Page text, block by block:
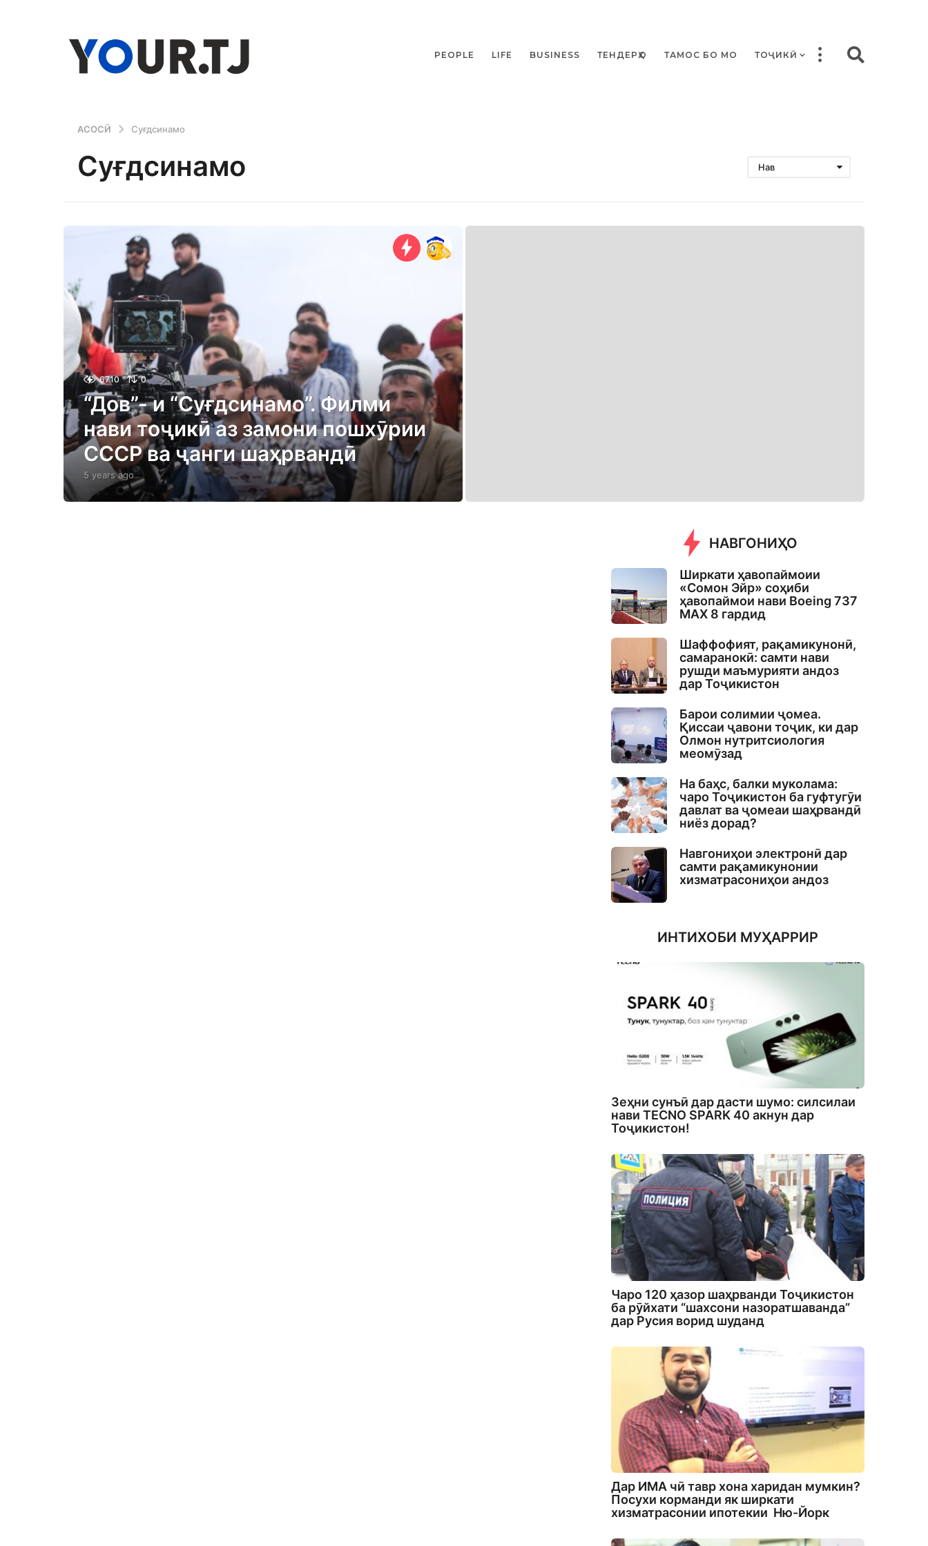
PEOPLE LIFE BUSINESS ТЕНДЕРҲО ТАМОС БО МО ТОҶИКӢ
АСОСӢ Суғдсинамо
Суғдсинамо Нав
6710 0
“Дов”- и “Суғдсинамо”. Филми
нави тоҷикӣ аз замони пошхӯрии
СССР ва ҷанги шаҳрвандӣ
5 years ago5
y
e
НАВГОНИҲО
Ширкати ҳавопаймоии
«Сомон Эйр» соҳиби
ҳавопаймои нави Boeing 737
MAX 8 гардид
Шаффофият, рақамикунонӣ,
самаранокӣ: самти нави
рушди маъмурияти андоз
дар Тоҷикистон
Барои солимии ҷомеа.
Қиссаи ҷавони тоҷик, ки дар
Олмон нутритсиология
меомӯзад
На баҳс, балки муколама:
чаро Тоҷикистон ба гуфтугӯи
давлат ва ҷомеаи шаҳрвандӣ
ниёз дорад?
Навгониҳои электронӣ дар
самти рақамикунонии
хизматрасониҳои андоз
ИНТИХОБИ МУҲАРРИР
Зеҳни сунъӣ дар дасти шумо: силсилаи
нави TECNO SPARK 40 акнун дар
Тоҷикистон!
Чаро 120 ҳазор шаҳрванди Тоҷикистон
ба рӯйхати “шахсони назоратшаванда”
дар Русия ворид шуданд
Дар ИМА чӣ тавр хона харидан мумкин?
Посухи корманди як ширкати
хизматрасонии ипотекии Ню-Йорк